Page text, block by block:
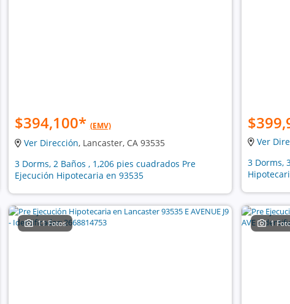
$394,100* (EMV)
Ver Dirección, Lancaster, CA 93535
3 Dorms, 2 Baños , 1,206 pies cuadrados Pre
Ejecución Hipotecaria en 93535
Ver
3 Dorms,
11 Fotos 1